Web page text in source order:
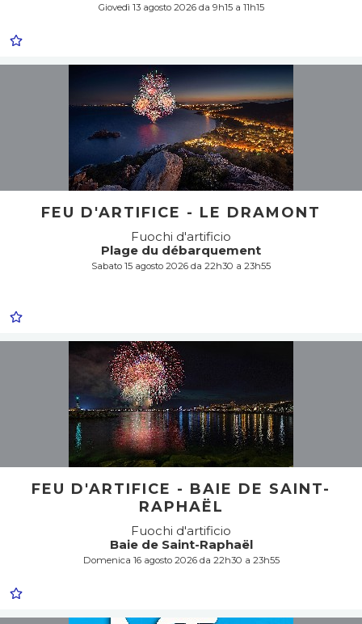
Giovedì 13 agosto 2026 da 9h15 a 11h15
FEU D'ARTIFICE - LE DRAMONT
Fuochi d'artificio
Plage du débarquement
Sabato 15 agosto 2026 da 22h30 a 23h55
FEU D'ARTIFICE - BAIE DE SAINT-
RAPHAËL
Fuochi d'artificio
Baie de Saint-Raphaël
Domenica 16 agosto 2026 da 22h30 a 23h55